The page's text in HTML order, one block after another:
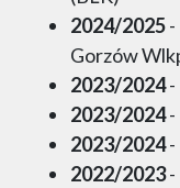
2024/2025
Gorzów
2023/2024-
2023/2024-
2023/2024-
2022/2023-